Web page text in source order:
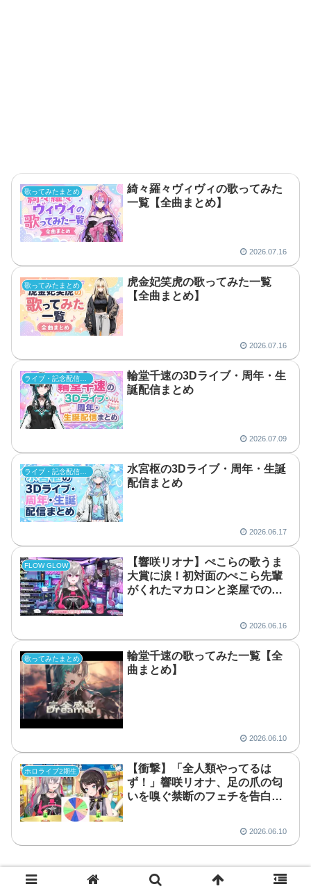
歌ってみたまとめ
綺々羅々ヴィヴィの歌ってみた
一覧【全曲まとめ】
2026.07.16
歌ってみたまとめ
虎金妃笑虎の歌ってみた一覧
【全曲まとめ】
2026.07.16
輪堂千速の3Dライブ・周年・生
誕配信まとめ
2026.07.09
ライブ・記念配信まとめ
水宮枢の3Dライブ・周年・生誕
配信まとめ
2026.06.17
FLOW GLOW
【響咲リオナ】ぺこらの歌うま
大賞に涙！初対面のぺこら先輩
がくれたマカロンと楽屋での素
2026.06.16
歌ってみたまとめ
輪堂千速の歌ってみた一覧【全
曲まとめ】
2026.06.10
ホロライブ2期生
【衝撃】「全人類やってるは
ず！」響咲リオナ、足の爪の匂
いを嗅ぐ禁断のフェチを告白し
2026.06.10